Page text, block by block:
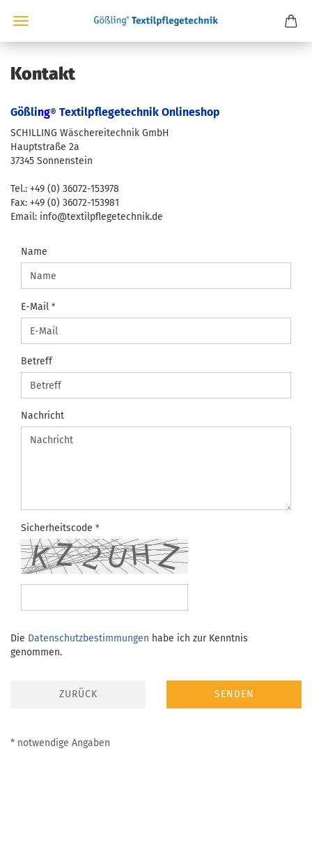
Kontakt
Gößling® Textilpflegetechnik Onlineshop
SCHILLING Wäschereitechnik GmbH
Hauptstraße 2a
37345 Sonnenstein
Tel.: +49 (0) 36072-153978
Fax: +49 (0) 36072-153981
Email: info@textilpflegetechnik.de
KONTAKT
Name
E-Mail
Betreff
Nachricht
Sicherheitscode
DATENSCHUTZBESTIMMUNGEN
Die Datenschutzbestimmungen habe ich zur Kenntnis
genommen.
ZURÜCK SENDEN
* notwendige Angaben